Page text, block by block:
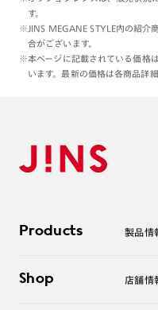
す。
※JINS MEGANE STYLE内の紹介
合がございます。
※本ページに記載されている価格
います。最新の価格は各商品詳
Products 製品情
サングラス
Shop 店舗情